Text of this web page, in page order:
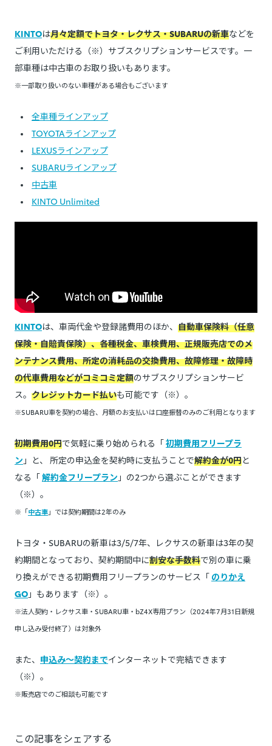
KINTOは月々定額でトヨタ・レクサス・SUBARUの新車などを
ご利用いただける（※）サブスクリプションサービスです。一
部車種は中古車のお取り扱いもあります。
※一部取り扱いのない車種がある場合もございます
全車種ラインアップ
TOYOTAラインアップ
LEXUSラインアップ
SUBARUラインアップ
中古車
KINTO Unlimited
KINTOは、車両代金や登録諸費用のほか、 自動車保険料（任意
保険・自賠責保険）、各種税金、車検費用、正規販売店でのメ
ンテナンス費用、所定の消耗品の交換費用、故障修理・故障時
の代車費用などがコミコミ定額のサブスクリプションサービ
ス。 クレジットカード払いも可能です（※）。
※SUBARU車を契約の場合、月額のお支払いは口座振替のみのご利用となります
初期費用0円で気軽に乗り始められる「初期費用フリープラ
ン 」と、 所定の申込金を契約時に支払うことで解約金が0円と
なる「解約金フリープラン 」の2つから選ぶことができます
（※）。
※「中古車」では契約期間は2年のみ
トヨタ・SUBARUの新車は3/5/7年、レクサスの新車は3年の契
約期間となっており、契約期間中に割安な手数料で別の車に乗
り換えができる初期費用フリープランのサービス「 のりかえ
GO 」もあります（※）。
※法人契約・レクサス車・SUBARU車・bZ4X専用プラン（2024年7月31日新規
申し込み受付終了）は対象外
また、 申込み～契約までインターネットで完結できます
（※）。
※販売店でのご相談も可能です
この記事をシェアする